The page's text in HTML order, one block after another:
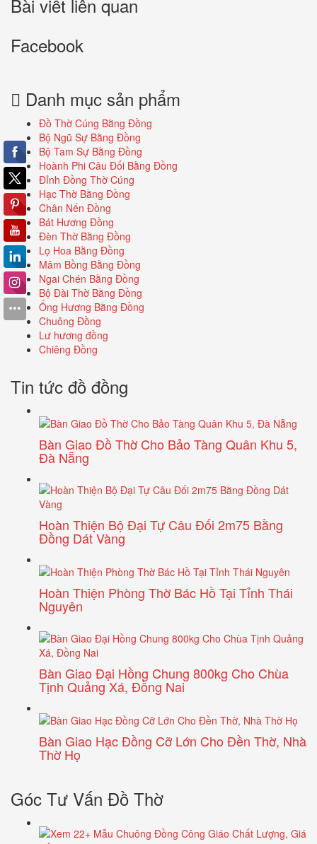
viết
Bài viết liên quan
Facebook
Danh mục sản phẩm
Đồ Thờ Cúng Bằng Đồng
Bộ Ngũ Sự Bằng Đồng
Bộ Tam Sự Bằng Đồng
Hoành Phi Câu Đối Bằng Đồng
Đỉnh Đồng Thờ Cúng
Hạc Thờ Bằng Đồng
Chân Nến Đồng
Bát Hương Đồng
Đèn Thờ Bằng Đồng
Lọ Hoa Bằng Đồng
Mâm Bồng Bằng Đồng
Ngai Chén Bằng Đồng
Bộ Đài Thờ Bằng Đồng
Ống Hương Bằng Đồng
Chuông Đồng
Lư hương đồng
Chiêng Đồng
Tin tức đồ đồng
Bàn Giao Đồ Thờ Cho Bảo Tàng Quân Khu 5,
Đà Nẵng
Hoàn Thiện Bộ Đại Tự Câu Đối 2m75 Bằng
Đồng Dát Vàng
Hoàn Thiện Phòng Thờ Bác Hồ Tại Tỉnh Thái
Nguyên
Bàn Giao Đại Hồng Chung 800kg Cho Chùa
Tịnh Quảng Xá, Đồng Nai
Bàn Giao Hạc Đồng Cỡ Lớn Cho Đền Thờ, Nhà
Thờ Họ
Góc Tư Vấn Đồ Thờ